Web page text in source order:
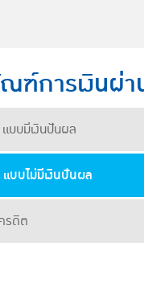
การเงินผ่า
บบมีเงินปันผล
บบไม่มีเงินปันผล
รดิต